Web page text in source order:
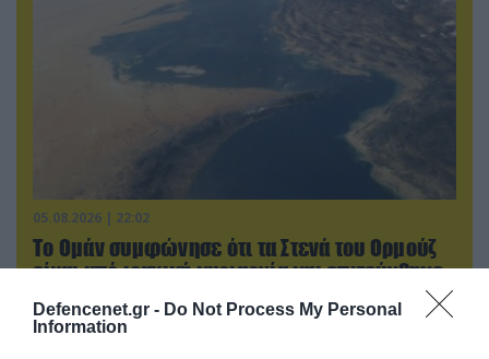
Defencenet.gr - Do Not Process My Personal
Information
05.08.2026 | 22:02
Το Ομάν συμφώνησε ότι τα Στενά του Ορμούζ
είναι υπό ιρανική κυριαρχία και επιτεύχθηκε
συμφωνία